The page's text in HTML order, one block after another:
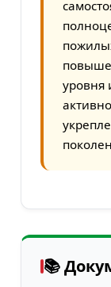
уровня
📚